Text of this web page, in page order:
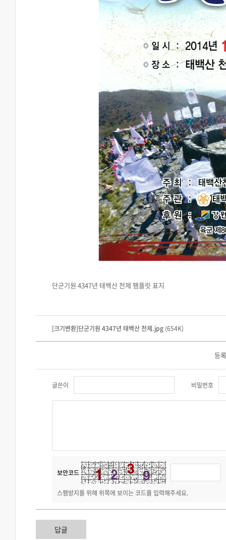
단군기원 4347년 태백산 천제 팸플릿 표지
[크기변환]단군기원 4347년 태백산 천제.jpg (654K)
등
글쓴이 비밀번호
보안코드
스팸방지를 위해 위쪽에 보이는 코드를 입력해주세요.
답글